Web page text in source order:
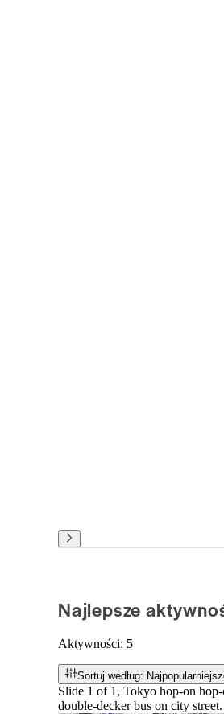
Najlepsze
Aktywności: 5
Sortuj według:
Slide 1 of 1, Tokyo hop-on
double-decker bus on city street.